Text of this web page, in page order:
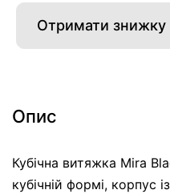
Отримати знижку
Опис
Кубічна витяжка Mira
кубічній формі, корпус